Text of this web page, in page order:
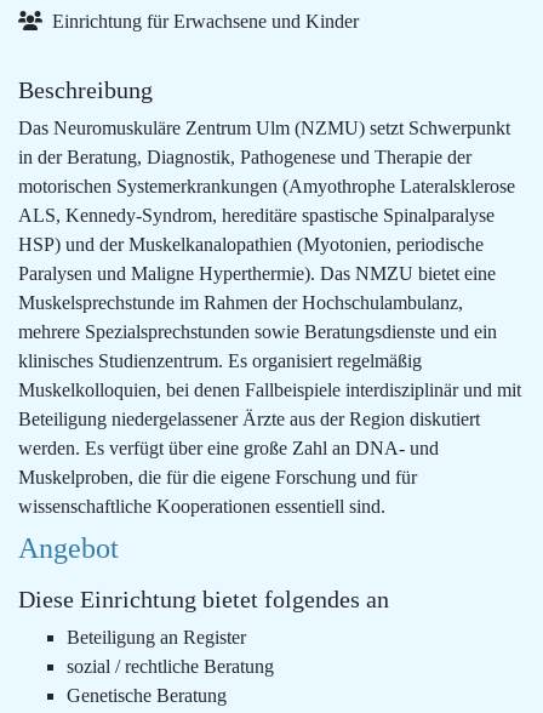
Einrichtung für Erwachsene und Kinder
Beschreibung
Das Neuromuskuläre Zentrum Ulm (NZMU) setzt Schwerpunkt
in der Beratung, Diagnostik, Pathogenese und Therapie der
motorischen Systemerkrankungen (Amyothrophe Lateralsklerose
ALS, Kennedy-Syndrom, hereditäre spastische Spinalparalyse
HSP) und der Muskelkanalopathien (Myotonien, periodische
Paralysen und Maligne Hyperthermie). Das NMZU bietet eine
Muskelsprechstunde im Rahmen der Hochschulambulanz,
mehrere Spezialsprechstunden sowie Beratungsdienste und ein
klinisches Studienzentrum. Es organisiert regelmäßig
Muskelkolloquien, bei denen Fallbeispiele interdisziplinär und mit
Beteiligung niedergelassener Ärzte aus der Region diskutiert
werden. Es verfügt über eine große Zahl an DNA- und
Muskelproben, die für die eigene Forschung und für
wissenschaftliche Kooperationen essentiell sind.
Angebot
Diese Einrichtung bietet folgendes an
Beteiligung an Register
sozial / rechtliche Beratung
Genetische Beratung